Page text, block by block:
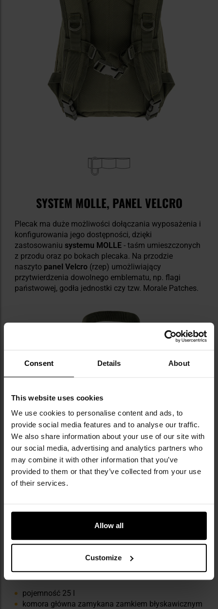
Consent Details About
This website uses cookies
We use cookies to personalise content and ads, to
provide social media features and to analyse our traffic.
We also share information about your use of our site with
our social media, advertising and analytics partners who
may combine it with other information that you’ve
provided to them or that they’ve collected from your use
of their services.
Allow all
Customize
SYSTEM MOLLE, PANEL VELCRO
Plecak ma duże możliwości dołączania wyposażenia i
konfigurowania jego dostępności, dzięki
zastosowaniu systemu MOLLE - taśm umieszczonych
z przodu oraz po bokach plecaka. Na przodzie
naszyto panel Velcro (rzep) umożliwiający
przytwierdzenia dowolnego emblematu, np. flagi
państwowej, godła jednostki czy tzw. Morale Patches.
NAJWAŻNIEJSZE CECHY
pojemność 25 l
komora główna zamykana zamkiem błyskawicznym